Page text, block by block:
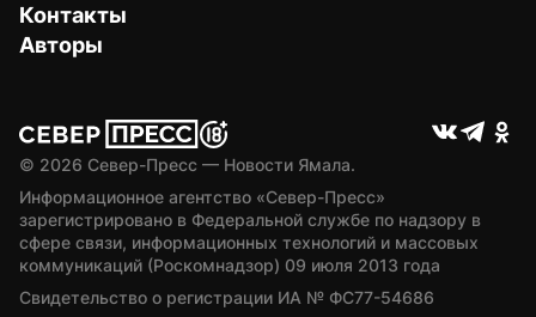
Контакты
Авторы
© 2026 Север-Пресс — Новости Ямала.
Информационное агентство «Север-Пресс»
зарегистрировано в Федеральной службе по надзору в
сфере связи, информационных технологий и массовых
коммуникаций (Роскомнадзор) 09 июля 2013 года
Свидетельство о регистрации ИА № ФС77-54686